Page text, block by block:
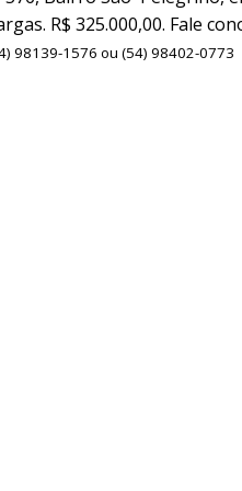
R$ 325.000,00. Fale
98139-1576 ou (54) 98402-0773